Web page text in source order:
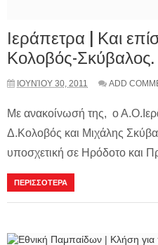
Ιεράπετρα | Και
Κολοβός-Σκύβαλος.
ΙΟΥΝΊΟΥ 30, 2011 ADD
Με ανακοίνωσή της, ο
Δ.Κολοβός και Μιχάλης
υποσχετική σε Ηρόδοτο και
ΠΕΡΙΣΣΟΤΕΡΑ